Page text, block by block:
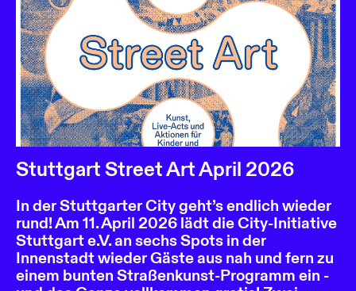
Stuttgart Street Art April 2026
In der Stuttgarter City geht’s endlich wieder
rund! Am 11. April 2026 lädt die City-Initiative
Stuttgart e.V. an sechs Spots in der
Innenstadt wieder Gäste aus nah und fern zu
einem bunten Straßenkunst-Programm ein -